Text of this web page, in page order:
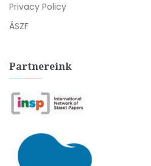
Privacy Policy
ÁSZF
Partnereink